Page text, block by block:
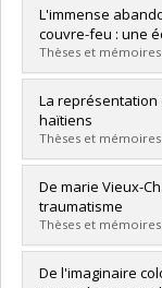
Diplômé(e) :
Cycle :Maîtrise
Diplôme obtenu
Lien vers le
L'immense
couvre-feu : une
Thèses et mémoires
Diplômé(e) :
Cycle :Maîtrise
Diplôme obtenu
Lien vers le
La représentation
haïtiens
Thèses et mémoires
Diplômé(e) :
Cycle :Maîtrise
Diplôme obtenu
Lien vers le
De marie Vieux-
traumatisme
Thèses et mémoires
Diplômé(e) :
De l'imaginaire